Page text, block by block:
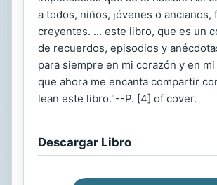
a todos, niños, jóvenes o ancianos,
creyentes. ... este libro, que es un
de recuerdos, episodios y
para siempre en mi corazón y en
que ahora me encanta compartir
lean este libro."--P. [4] of cover.
Descargar Libro